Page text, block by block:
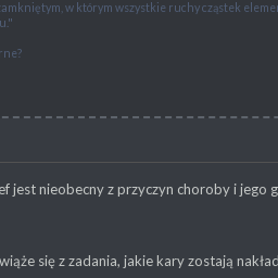
w którym wszystkie ruchy cząstek
jest nieobecny z przyczyn choroby i
się z zadania, jakie kary zostają